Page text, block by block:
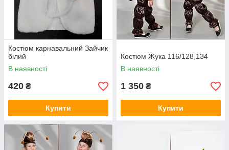
Костюм карнавальний Зайчик
білий
В наявності
420 ₴
Купити
Костюм Жука 116/128,134
В наявності
1 350 ₴
Купити